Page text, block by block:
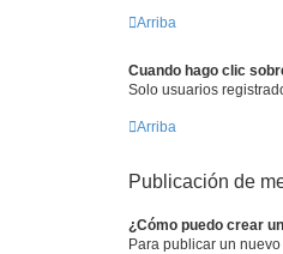
Arriba
Cuando hago clic
Solo usuarios
Arriba
Publicación de
¿Cómo puedo crear
Para publicar un